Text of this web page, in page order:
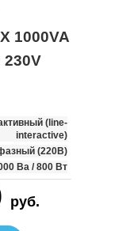
1000VA
230V
(line-
interactive)
(220В)
Ва / 800 Вт
руб.